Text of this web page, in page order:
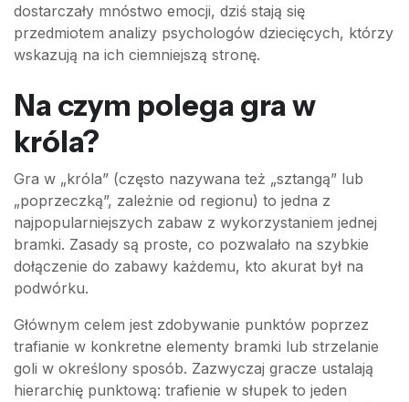
dostarczały mnóstwo emocji, dziś stają się
przedmiotem analizy psychologów dziecięcych, którzy
wskazują na ich ciemniejszą stronę.
Na czym polega gra w
króla?
Gra w „króla” (często nazywana też „sztangą” lub
„poprzeczką”, zależnie od regionu) to jedna z
najpopularniejszych zabaw z wykorzystaniem jednej
bramki. Zasady są proste, co pozwalało na szybkie
dołączenie do zabawy każdemu, kto akurat był na
podwórku.
Głównym celem jest zdobywanie punktów poprzez
trafianie w konkretne elementy bramki lub strzelanie
goli w określony sposób. Zazwyczaj gracze ustalają
hierarchię punktową: trafienie w słupek to jeden